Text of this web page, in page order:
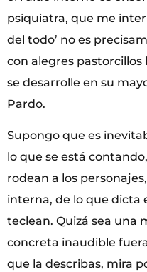
psiquiatra, que me
del todo’ no es
con alegres
se desarrolle en su
Pardo.
Supongo que es
lo que se está
rodean a los
interna, de lo que dicta
teclean. Quizá sea una
concreta inaudible
que la describas, mira